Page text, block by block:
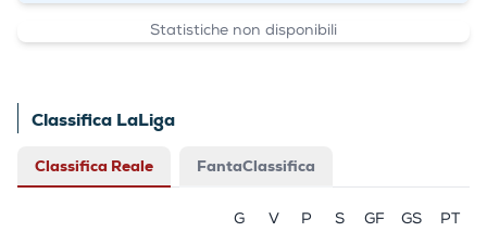
Statistiche non disponibili
Classifica LaLiga
Classifica Reale FantaClassifica
G V P S GF GS PT